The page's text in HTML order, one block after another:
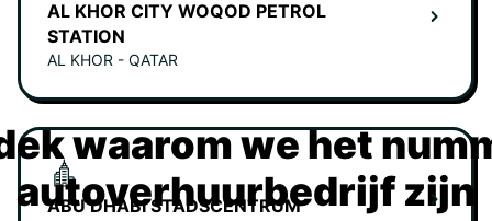
AL KHOR CITY WOQOD PETROL
STATION
AL KHOR - QATAR
ABU DHABI STADSCENTRUM
waarom we het
autoverhuurbedrijf zijn